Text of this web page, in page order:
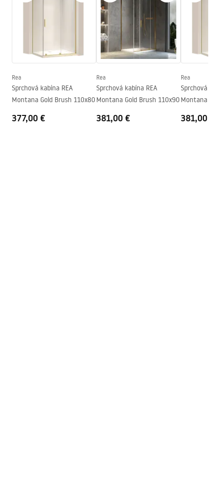
Min. výška
mm
1440mm
Výtok do vane
Áno, otočná
Regulácia tlaku
Systém Anti-Calc
Áno
Rozostup vodovodných
150mm
Safety_Information_Shower_set.pdf
Warranty_Terms_and_Conditions_Faucets_-_5.pdf
Rea
Sprchová kabína REA
Montana Gold Brush 110x80
377,00 €
Rea
Sprchová kabína REA
Montana Gold Brush 110x90
381,00 €
Rea
Sprchová
Montana
381,00 €